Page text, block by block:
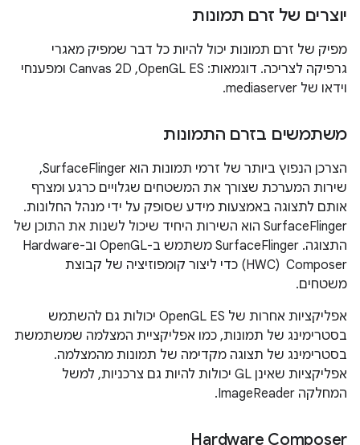
יוצרים של זרם תמונות
מפיק של זרם תמונות יכול להיות כל דבר שמפיק מאגרי
גרפיקה לצריכה. דוגמאות: OpenGL ES,‏ Canvas 2D ומפענחי
וידאו של mediaserver.
משתמשים בזרם התמונות
הצרכן הנפוץ ביותר של זרמי תמונות הוא SurfaceFlinger,
שירות המערכת שצורך את המשטחים שגלויים כרגע ומצרף
אותם לתצוגה באמצעות מידע שסופק על ידי מנהל החלונות.
‫SurfaceFlinger הוא השירות היחיד שיכול לשנות את התוכן של
התצוגה. ‫SurfaceFlinger משתמש ב-OpenGL וב-Hardware
Composer ‏ (HWC) כדי ליצור קומפוזיציה של קבוצת
משטחים.
אפליקציות אחרות של OpenGL ES יכולות גם להשתמש
בסטרימינג של תמונות, כמו אפליקציית המצלמה שמשתמשת
בסטרימינג של תצוגה מקדימה של תמונות מהמצלמה.
אפליקציות שאינן GL יכולות להיות גם צרכניות, למשל
המחלקה ImageReader.
Hardware Composer